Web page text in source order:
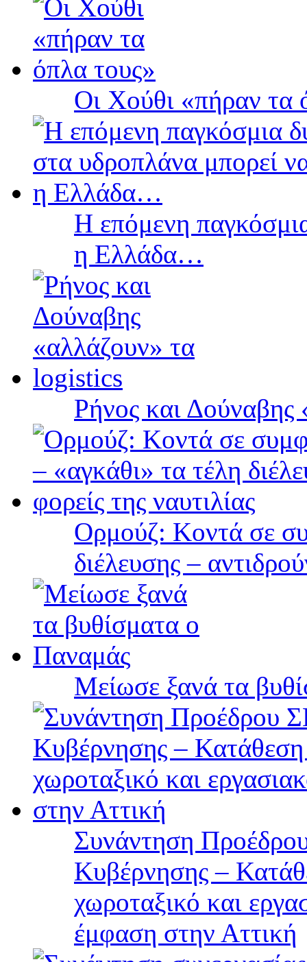
Οι Χούθι «πήραν τα
Η επόμενη
η Ελλάδα…
Ρήνος και
Ορμούζ: Κοντά σε
διέλευσης –
Μείωσε ξανά τα
Συνάντηση
Κυβέρνησης –
χωροταξικό και
έμφαση στην Αττική